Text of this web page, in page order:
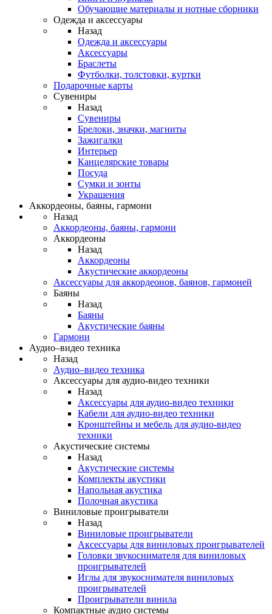
Обучающие материалы и нотные сборники
Одежда и аксессуары
Назад
Одежда и аксессуары
Аксессуары
Браслеты
Футболки, толстовки, куртки
Подарочные карты
Сувениры
Назад
Сувениры
Брелоки, значки, магниты
Зажигалки
Интерьер
Канцелярские товары
Посуда
Сумки и зонты
Украшения
Аккордеоны, баяны, гармони
Назад
Аккордеоны, баяны, гармони
Аккордеоны
Назад
Аккордеоны
Акустические аккордеоны
Аксессуары для аккордеонов, баянов, гармоней
Баяны
Назад
Баяны
Акустические баяны
Гармони
Аудио–видео техника
Назад
Аудио–видео техника
Аксессуары для аудио-видео техники
Назад
Аксессуары для аудио-видео техники
Кабели для аудио-видео техники
Кронштейны и мебель для аудио-видео
техники
Акустические системы
Назад
Акустические системы
Комплекты акустики
Напольная акустика
Полочная акустика
Виниловые проигрыватели
Назад
Виниловые проигрыватели
Аксессуары для виниловых проигрывателей
Головки звукоснимателя для виниловых
проигрывателей
Иглы для звукоснимателя виниловых
проигрывателей
Проигрыватели винила
Компактные аудио системы